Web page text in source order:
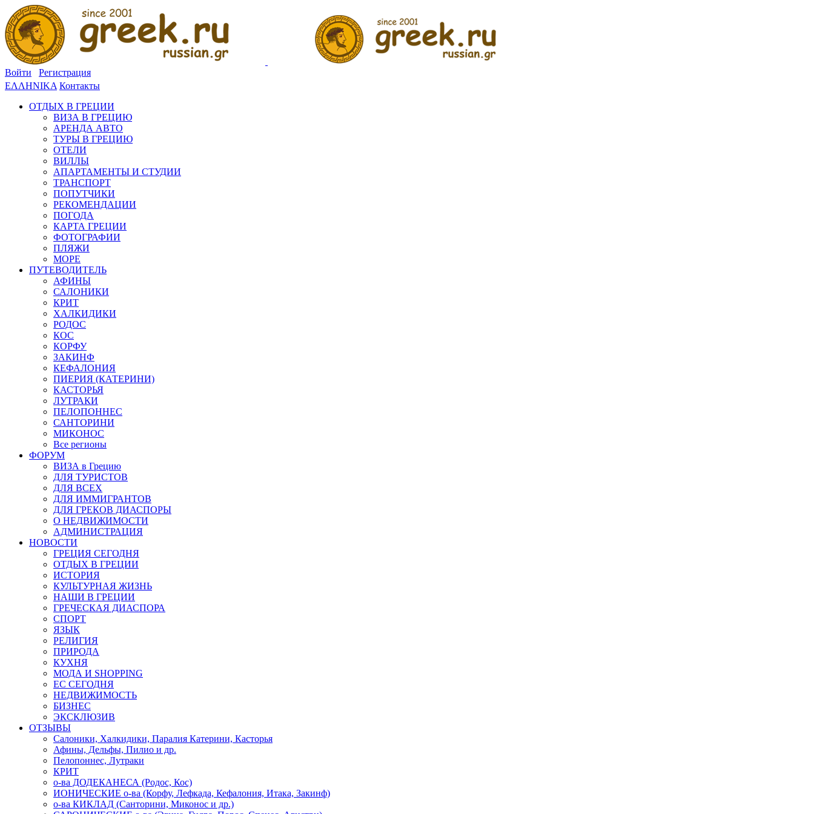
Войти
Регистрация
ΕΛΛΗΝΙΚΑ Контакты
ОТДЫХ В ГРЕЦИИ
ВИЗА В ГРЕЦИЮ
АРЕНДА АВТО
ТУРЫ В ГРЕЦИЮ
ОТЕЛИ
ВИЛЛЫ
АПАРТАМЕНТЫ И СТУДИИ
ТРАНСПОРТ
ПОПУТЧИКИ
РЕКОМЕНДАЦИИ
ПОГОДА
КАРТА ГРЕЦИИ
ФОТОГРАФИИ
ПЛЯЖИ
МОРЕ
ПУТЕВОДИТЕЛЬ
АФИНЫ
САЛОНИКИ
КРИТ
ХАЛКИДИКИ
РОДОС
КОС
КОРФУ
ЗАКИНФ
КЕФАЛОНИЯ
ПИЕРИЯ (КАТЕРИНИ)
КАСТОРЬЯ
ЛУТРАКИ
ПЕЛОПОННЕС
САНТОРИНИ
МИКОНОС
Все регионы
ФОРУМ
ВИЗА в Грецию
ДЛЯ ТУРИСТОВ
ДЛЯ ВСЕХ
ДЛЯ ИММИГРАНТОВ
ДЛЯ ГРЕКОВ ДИАСПОРЫ
О НЕДВИЖИМОСТИ
АДМИНИСТРАЦИЯ
НОВОСТИ
ГРЕЦИЯ СЕГОДНЯ
ОТДЫХ В ГРЕЦИИ
ИСТОРИЯ
КУЛЬТУРНАЯ ЖИЗНЬ
НАШИ В ГРЕЦИИ
ГРЕЧЕСКАЯ ДИАСПОРА
СПОРТ
ЯЗЫК
РЕЛИГИЯ
ПРИРОДА
КУХНЯ
МОДА И SHOPPING
ЕС СЕГОДНЯ
НЕДВИЖИМОСТЬ
БИЗНЕС
ЭКСКЛЮЗИВ
ОТЗЫВЫ
Салоники, Халкидики, Паралия Катерини, Касторья
Афины, Дельфы, Пилио и др.
Пелопоннес, Лутраки
КРИТ
о-ва ДОДЕКАНЕСА (Родос, Кос)
ИОНИЧЕСКИЕ о-ва (Корфу, Лефкада, Кефалония, Итака, Закинф)
о-ва КИКЛАД (Санторини, Миконос и др.)